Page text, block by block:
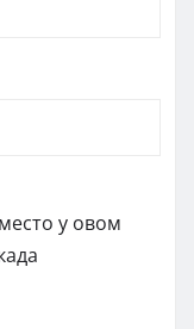
у овом